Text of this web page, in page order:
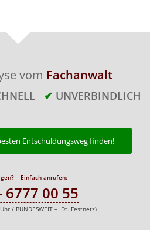
vom Fachanwalt
✔ UNVERBINDLICH
Entschuldungsweg finden!
– Einfach anrufen:
6777 00 55
/ BUNDESWEIT – Dt. Festnetz)